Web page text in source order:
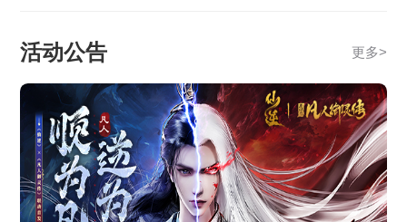
活动公告 更多>